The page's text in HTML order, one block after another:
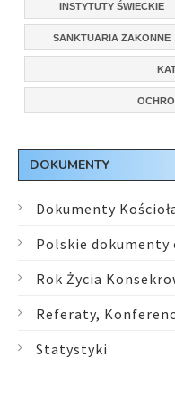
INSTYTUTY ŚWIECKIE
SANKTUARIA ZAKONNE
DOKUMENTY
Dokumenty
Polskie dokumenty
Rok Życia
Referaty,
Statystyki